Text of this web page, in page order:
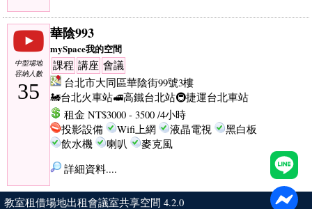
中型場地
容納人數
35
華陰993
mySpace我的空間
課程 講座 會議
台北市大同區華陰街99號3樓
🚂台北火車站🚅高鐵台北站🚇捷運台北車站
租金 NT$3000 - 3500 /4小時
投影設備
Wifi上網 液晶電視
黑白板
飲水機
喇叭
麥克風
詳細資料....
教室租借場地出租會議室共享空間 4.2.0